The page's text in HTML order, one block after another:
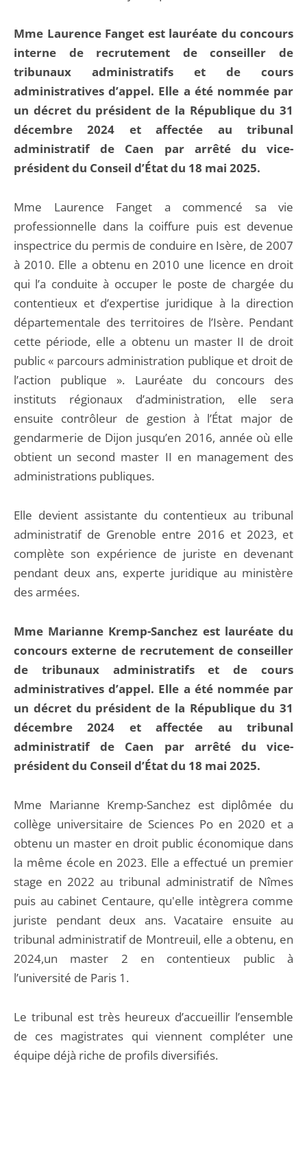
Mme Laurence Fanget est lauréate du concours
interne de recrutement de conseiller de
tribunaux administratifs et de cours
administratives d’appel. Elle a été nommée par
un décret du président de la République du 31
décembre 2024 et affectée au tribunal
administratif de Caen par arrêté du vice-
président du Conseil d’État du 18 mai 2025.
Mme Laurence Fanget a commencé sa vie
professionnelle dans la coiffure puis est devenue
inspectrice du permis de conduire en Isère, de 2007
à 2010. Elle a obtenu en 2010 une licence en droit
qui l’a conduite à occuper le poste de chargée du
contentieux et d’expertise juridique à la direction
départementale des territoires de l’Isère. Pendant
cette période, elle a obtenu un master II de droit
public « parcours administration publique et droit de
l’action publique ». Lauréate du concours des
instituts régionaux d’administration, elle sera
ensuite contrôleur de gestion à l’État major de
gendarmerie de Dijon jusqu’en 2016, année où elle
obtient un second master II en management des
administrations publiques.
Elle devient assistante du contentieux au tribunal
administratif de Grenoble entre 2016 et 2023, et
complète son expérience de juriste en devenant
pendant deux ans, experte juridique au ministère
des armées.
Mme Marianne Kremp-Sanchez est lauréate du
concours externe de recrutement de conseiller
de tribunaux administratifs et de cours
administratives d’appel. Elle a été nommée par
un décret du président de la République du 31
décembre 2024 et affectée au tribunal
administratif de Caen par arrêté du vice-
président du Conseil d’État du 18 mai 2025.
Mme Marianne Kremp-Sanchez est diplômée du
collège universitaire de Sciences Po en 2020 et a
obtenu un master en droit public économique dans
la même école en 2023. Elle a effectué un premier
stage en 2022 au tribunal administratif de Nîmes
puis au cabinet Centaure, qu'elle intègrera comme
juriste pendant deux ans. Vacataire ensuite au
tribunal administratif de Montreuil, elle a obtenu, en
2024,un master 2 en contentieux public à
l’université de Paris 1.
Le tribunal est très heureux d’accueillir l’ensemble
de ces magistrates qui viennent compléter une
équipe déjà riche de profils diversifiés.